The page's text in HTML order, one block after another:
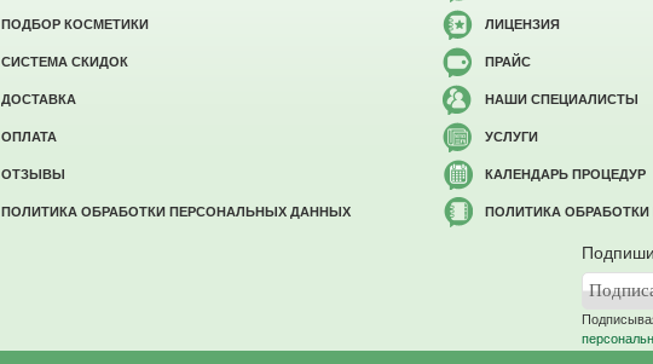
ПОДБОР КОСМЕТИКИ
CИСТЕМА СКИДОК
ДОСТАВКА
ОПЛАТА
ОТЗЫВЫ
ПОЛИТИКА ОБРАБОТКИ ПЕРСОНАЛЬНЫХ ДАННЫХ
ЛИЦЕНЗИЯ
ПРАЙС
НАШИ СПЕЦИАЛИСТЫ
УСЛУГИ
КАЛЕНДАРЬ ПРОЦЕДУР
ПОЛИТИКА